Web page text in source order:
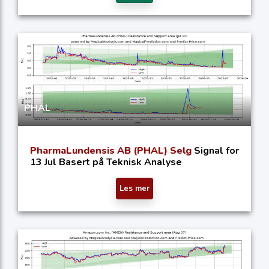
PHAL
PharmaLundensis AB (PHAL) Selg Signal for
13 Jul Basert på Teknisk Analyse
Les mer